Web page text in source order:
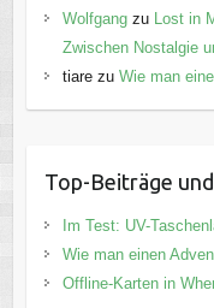
Wolfgangzu Lost in
Zwischen Nostalgie
tiarezu Wie man
Top-Beiträge
Im Test: UV-
Wie man einen
Offline-Karten in